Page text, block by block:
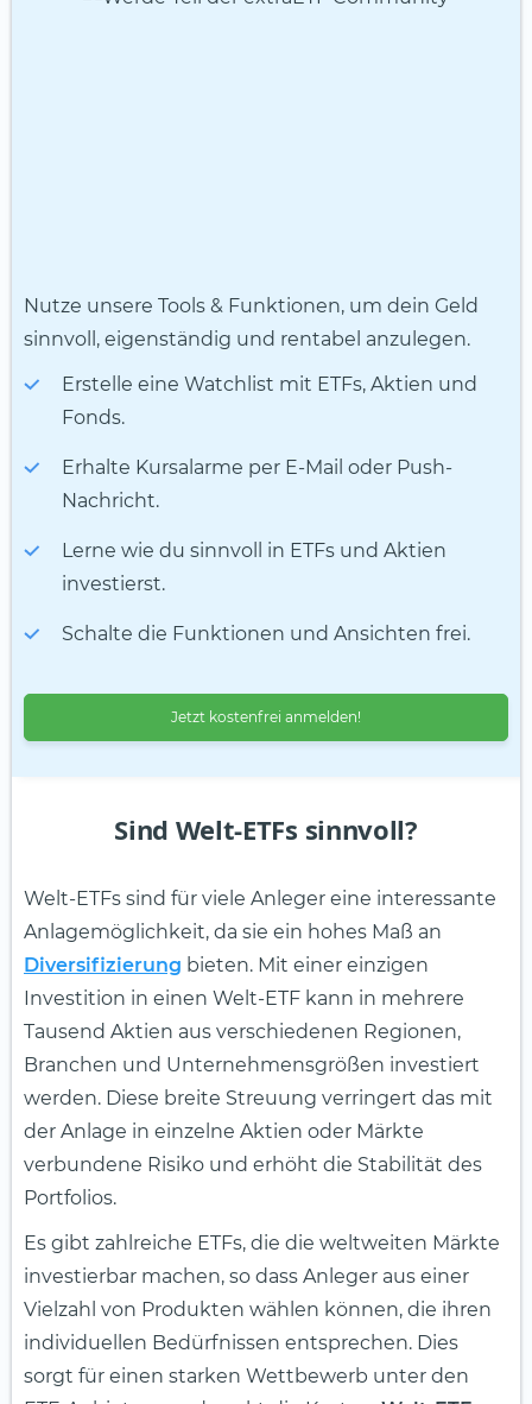
Nutze unsere Tools & Funktionen, um dein Geld
sinnvoll, eigenständig und rentabel anzulegen.
Erstelle eine Watchlist mit ETFs, Aktien und
Fonds.
Erhalte Kursalarme per E-Mail oder Push-
Nachricht.
Lerne wie du sinnvoll in ETFs und Aktien
investierst.
Schalte die Funktionen und Ansichten frei.
Jetzt kostenfrei anmelden!
Sind Welt-ETFs sinnvoll?
Welt-ETFs sind für viele Anleger eine interessante
Anlagemöglichkeit, da sie ein hohes Maß an
Diversifizierung bieten. Mit einer einzigen
Investition in einen Welt-ETF kann in mehrere
Tausend Aktien aus verschiedenen Regionen,
Branchen und Unternehmensgrößen investiert
werden. Diese breite Streuung verringert das mit
der Anlage in einzelne Aktien oder Märkte
verbundene Risiko und erhöht die Stabilität des
Portfolios.
Es gibt zahlreiche ETFs, die die weltweiten Märkte
investierbar machen, so dass Anleger aus einer
Vielzahl von Produkten wählen können, die ihren
individuellen Bedürfnissen entsprechen. Dies
sorgt für einen starken Wettbewerb unter den